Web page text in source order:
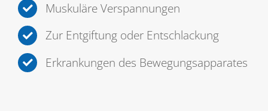
Muskuläre Verspannungen
Zur Entgiftung oder Entschlackung
Erkrankungen des Bewegungsapparates